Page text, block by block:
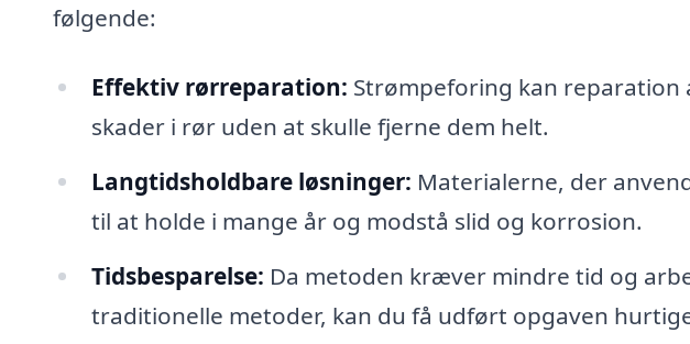
følgende:
Effektiv rørreparation: Strømpeforing kan
skader i rør uden at skulle fjerne dem helt.
Langtidsholdbare løsninger: Materialerne, der
til at holde i mange år og modstå slid og korrosion.
Tidsbesparelse: Da metoden kræver mindre tid og
traditionelle metoder, kan du få udført opgaven